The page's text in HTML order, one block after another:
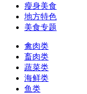
瘦身美食
地方特色
美食专题
禽肉类
畜肉类
蔬菜类
海鲜类
鱼类